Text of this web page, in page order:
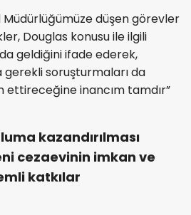
Müdürlüğümüze düşen görevler
Douglas konusu ile ilgili
geldiğini ifade ederek,
gerekli soruşturmaları da
inancım tamdır”
kazandırılması
cezaevinin imkan ve
katkılar